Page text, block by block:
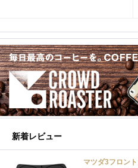
新着レビュー